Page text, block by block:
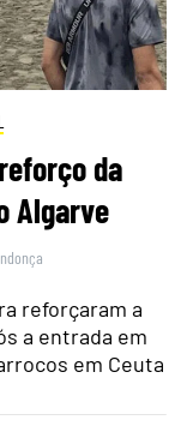
da
Algarve
reforçaram a
a entrada em
em Ceuta